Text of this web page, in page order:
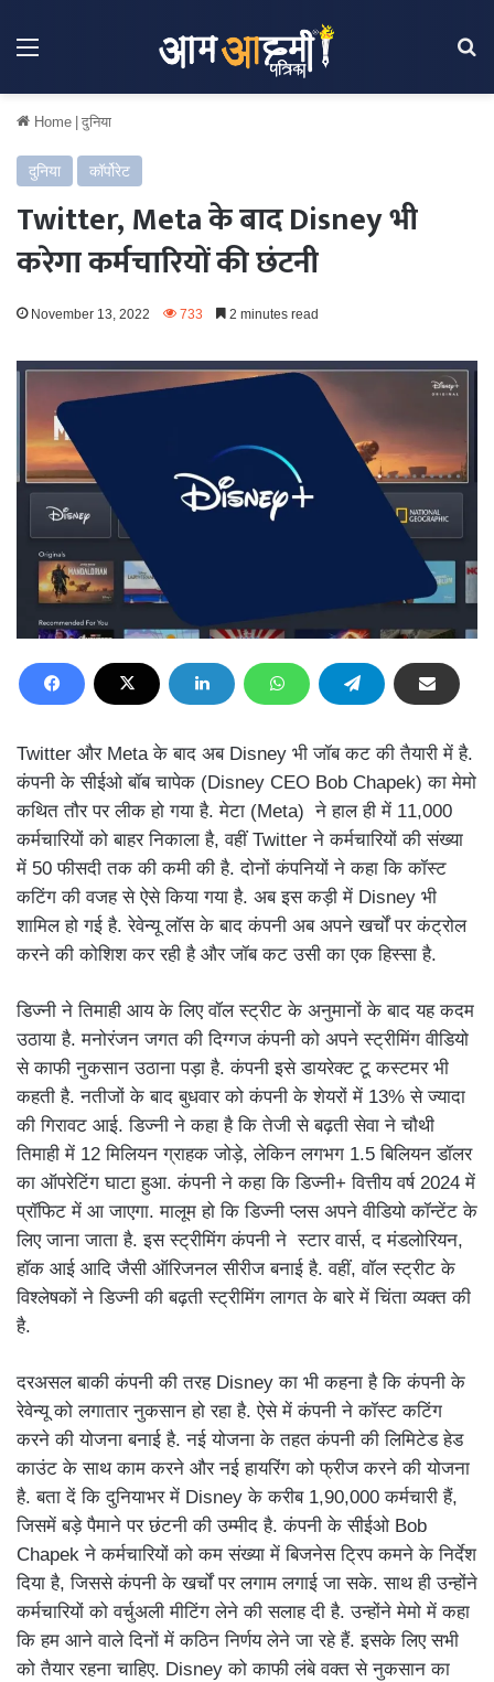
Menu
Home दुनिया
दुनिया कॉर्पोरेट
Twitter, Meta के बाद Disney भी
करेगा कर्मचारियों की छंटनी
November 13, 2022 733 2 minutes read
Twitter और Meta के बाद अब Disney भी जॉब कट की तैयारी में है.
कंपनी के सीईओ बॉब चापेक (Disney CEO Bob Chapek) का मेमो
कथित तौर पर लीक हो गया है. मेटा (Meta) ने हाल ही में 11,000
कर्मचारियों को बाहर निकाला है, वहीं Twitter ने कर्मचारियों की संख्या
में 50 फीसदी तक की कमी की है. दोनों कंपनियों ने कहा कि कॉस्ट
कटिंग की वजह से ऐसे किया गया है. अब इस कड़ी में Disney भी
शामिल हो गई है. रेवेन्यू लॉस के बाद कंपनी अब अपने खर्चों पर कंट्रोल
करने की कोशिश कर रही है और जॉब कट उसी का एक हिस्सा है.
डिज्नी ने तिमाही आय के लिए वॉल स्ट्रीट के अनुमानों के बाद यह कदम
उठाया है. मनोरंजन जगत की दिग्गज कंपनी को अपने स्ट्रीमिंग वीडियो
से काफी नुकसान उठाना पड़ा है. कंपनी इसे डायरेक्ट टू कस्टमर भी
कहती है. नतीजों के बाद बुधवार को कंपनी के शेयरों में 13% से ज्यादा
की गिरावट आई. डिज्नी ने कहा है कि तेजी से बढ़ती सेवा ने चौथी
तिमाही में 12 मिलियन ग्राहक जोड़े, लेकिन लगभग 1.5 बिलियन डॉलर
का ऑपरेटिंग घाटा हुआ. कंपनी ने कहा कि डिज्नी+ वित्तीय वर्ष 2024 में
प्रॉफिट में आ जाएगा. मालूम हो कि डिज्नी प्लस अपने वीडियो कॉन्टेंट के
लिए जाना जाता है. इस स्ट्रीमिंग कंपनी ने स्टार वार्स, द मंडलोरियन,
हॉक आई आदि जैसी ऑरिजनल सीरीज बनाई है. वहीं, वॉल स्ट्रीट के
विश्लेषकों ने डिज्नी की बढ़ती स्ट्रीमिंग लागत के बारे में चिंता व्यक्त की
है.
दरअसल बाकी कंपनी की तरह Disney का भी कहना है कि कंपनी के
रेवेन्यू को लगातार नुकसान हो रहा है. ऐसे में कंपनी ने कॉस्ट कटिंग
करने की योजना बनाई है. नई योजना के तहत कंपनी की लिमिटेड हेड
काउंट के साथ काम करने और नई हायरिंग को फ्रीज करने की योजना
है. बता दें कि दुनियाभर में Disney के करीब 1,90,000 कर्मचारी हैं,
जिसमें बड़े पैमाने पर छंटनी की उम्मीद है. कंपनी के सीईओ Bob
Chapek ने कर्मचारियों को कम संख्या में बिजनेस ट्रिप कमने के निर्देश
दिया है, जिससे कंपनी के खर्चों पर लगाम लगाई जा सके. साथ ही उन्होंने
कर्मचारियों को वर्चुअली मीटिंग लेने की सलाह दी है. उन्होंने मेमो में कहा
कि हम आने वाले दिनों में कठिन निर्णय लेने जा रहे हैं. इसके लिए सभी
को तैयार रहना चाहिए. Disney को काफी लंबे वक्त से नुकसान का